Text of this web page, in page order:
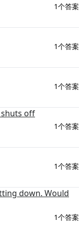
1个答案
1个答案
1个答案
shuts off
1个答案
1个答案
down. Would
1个答案